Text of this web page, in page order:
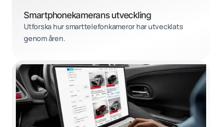
Smartphonekamerans utveckling
Utforska hur smarttelefonkameror har utvecklats
genom åren.